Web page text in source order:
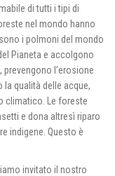
di tutti i tipi di
nel mondo hanno
i polmoni del mondo
Pianeta e accolgono
prevengono l’erosione
qualità delle acque,
climatico. Le foreste
e dona altresì riparo
indigene. Questo è
invitato il nostro